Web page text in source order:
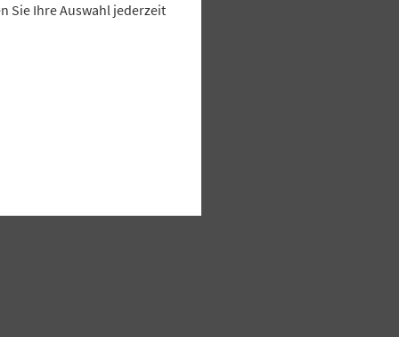
Sie Ihre Auswahl jederzeit